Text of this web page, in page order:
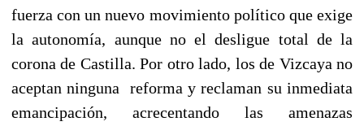
fuerza con un nuevo movimiento político que exige
la autonomía, aunque no el desligue total de la
corona de Castilla. Por otro lado, los de Vizcaya no
aceptan ninguna reforma y reclaman su inmediata
emancipación, acrecentando las amenazas